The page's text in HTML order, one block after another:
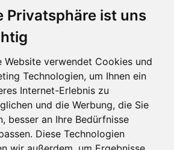
Privatsphäre ist uns
Website verwendet Cookies und
Technologien, um Ihnen ein
Internet-Erlebnis zu
und die Werbung, die Sie
besser an Ihre Bedürfnisse
Diese Technologien
und finanziert sich durch Provisionen, die
einem unserer verlinkten Partner
tätigst.
Informationen auf dieser Webseite
sind Haftungsansprüche, welche sich
oder ideeller Art beziehen, die durch die
der dargebotenen Informationen
fehlerhafter und unvollständiger
wurden, grundsätzlich